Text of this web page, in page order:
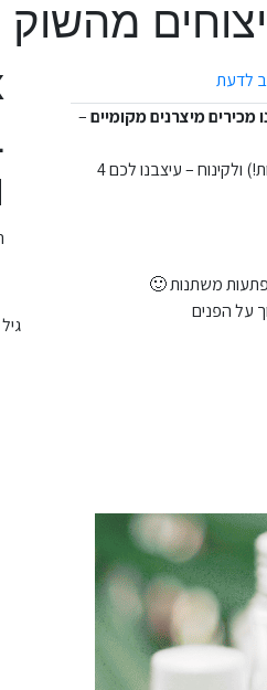
לדעת
מיצרנים מקומיים–
צירפנו להן 4 שקיות פיצוחים טריים היישר מהשוק, פותחן ממותג שלנו (שהוא גם מחזיק מפתחות!) ולקינוח – עיצבנו לכם 4
גיל 18+